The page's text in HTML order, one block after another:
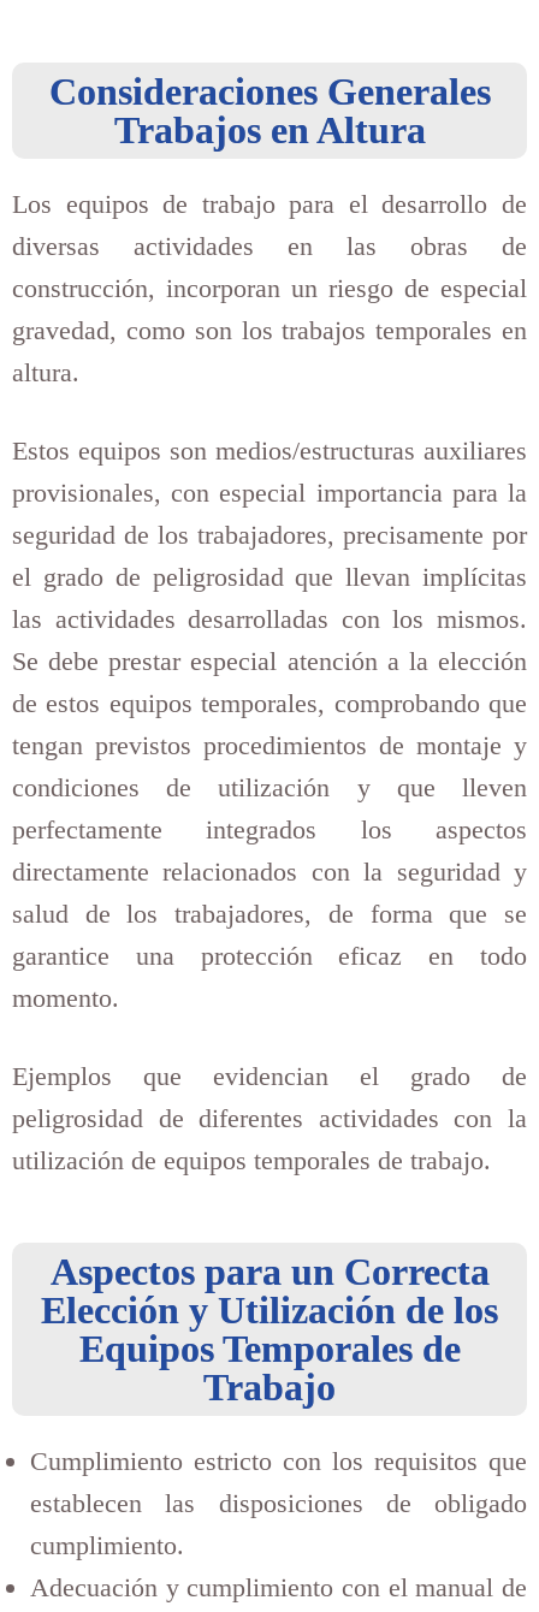
Consideraciones Generales
Trabajos en Altura
Los equipos de trabajo para el desarrollo de
diversas actividades en las obras de
construcción, incorporan un riesgo de especial
gravedad, como son los trabajos temporales en
altura.
Estos equipos son medios/estructuras auxiliares
provisionales, con especial importancia para la
seguridad de los trabajadores, precisamente por
el grado de peligrosidad que llevan implícitas
las actividades desarrolladas con los mismos.
Se debe prestar especial atención a la elección
de estos equipos temporales, comprobando que
tengan previstos procedimientos de montaje y
condiciones de utilización y que lleven
perfectamente integrados los aspectos
directamente relacionados con la seguridad y
salud de los trabajadores, de forma que se
garantice una protección eficaz en todo
momento.
Ejemplos que evidencian el grado de
peligrosidad de diferentes actividades con la
utilización de equipos temporales de trabajo.
Aspectos para un Correcta
Elección y Utilización de los
Equipos Temporales de
Trabajo
Cumplimiento estricto con los requisitos que
establecen las disposiciones de obligado
cumplimiento.
Adecuación y cumplimiento con el manual de